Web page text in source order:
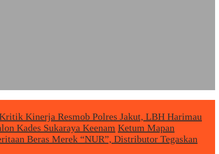
Kinerja Resmob Polres Jakut, LBH Harimau
Kades Sukaraya Keenam Ketum Mapan
Beras Merek “NUR”, Distributor Tegaskan